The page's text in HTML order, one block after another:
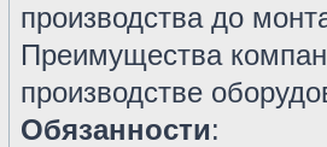
производства до
Преимущества
производстве
Обязанности: